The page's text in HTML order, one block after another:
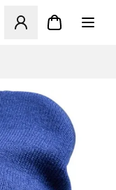
en Modal til at